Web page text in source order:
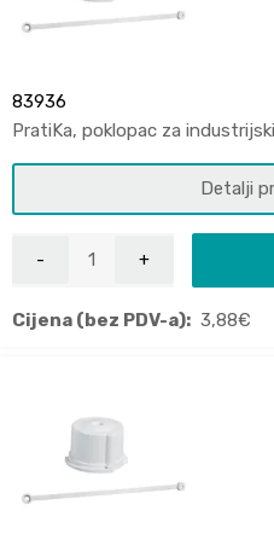
83936
PratiKa, poklopac za
Detalji
Cijena (bez PDV-a): 3,88€